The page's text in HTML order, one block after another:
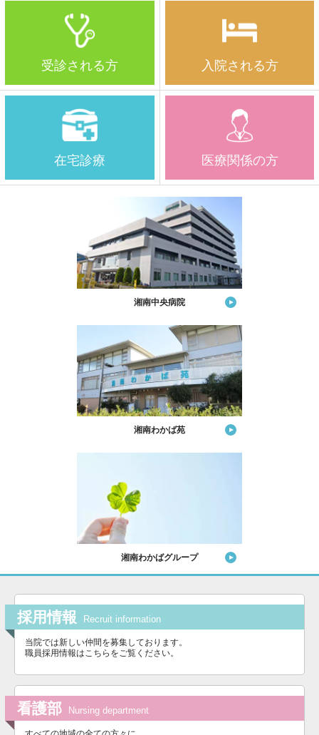
受診される方 入院される方
在宅診療 医療関係の方
湘南中央病院
湘南わかば苑
湘南わかばグループ
採用情報 Recruit information
当院では新しい仲間を募集しております。
職員採用情報はこちらをご覧ください。
看護部 Nursing department